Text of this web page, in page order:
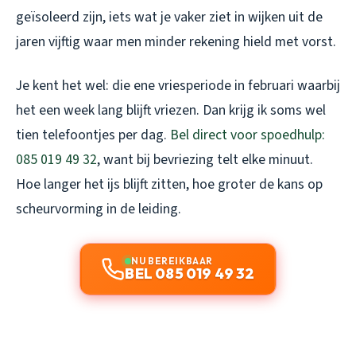
geïsoleerd zijn, iets wat je vaker ziet in wijken uit de
jaren vijftig waar men minder rekening hield met vorst.
Je kent het wel: die ene vriesperiode in februari waarbij
het een week lang blijft vriezen. Dan krijg ik soms wel
tien telefoontjes per dag. Bel direct voor spoedhulp:
085 019 49 32, want bij bevriezing telt elke minuut.
Hoe langer het ijs blijft zitten, hoe groter de kans op
scheurvorming in de leiding.
NU BEREIKBAAR
BEL 085 019 49 32